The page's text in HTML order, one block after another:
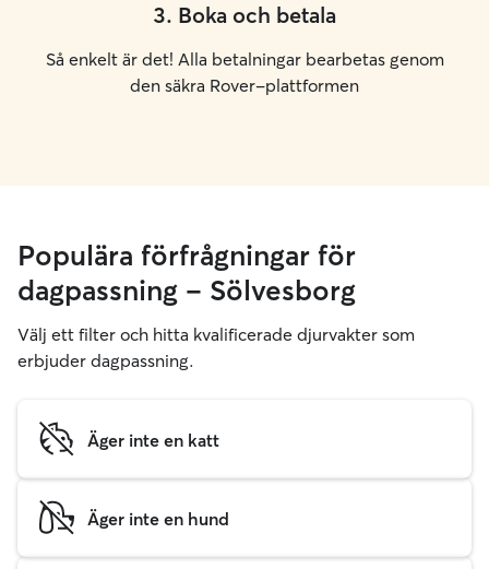
3. Boka och betala
Så enkelt är det! Alla betalningar bearbetas genom
den säkra Rover-plattformen
Populära förfrågningar för
dagpassning – Sölvesborg
Välj ett filter och hitta kvalificerade djurvakter som
erbjuder dagpassning.
Äger inte en katt
Äger inte en hund